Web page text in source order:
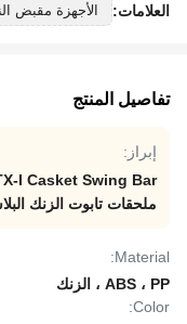
العلامات: الأجهزة مقبض
تفاصيل المنتج
إبراز:
I Casket Swing Bar
ملحقات تابوت الزنك
Material:
ABS ، PP ، الزنك
Color: